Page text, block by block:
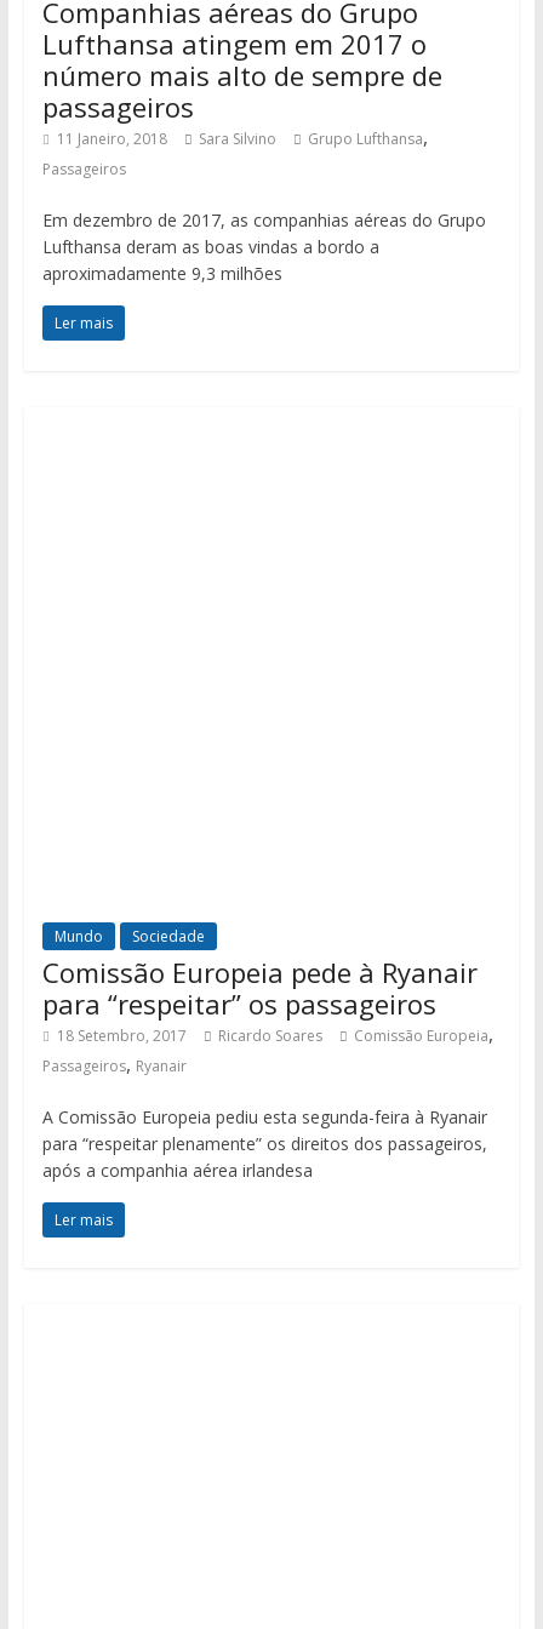
Companhias aéreas do Grupo
Lufthansa atingem em 2017 o
número mais alto de sempre de
passageiros
11 Janeiro, 2018 Sara Silvino Grupo Lufthansa,
Passageiros
Em dezembro de 2017, as companhias aéreas do Grupo
Lufthansa deram as boas vindas a bordo a
aproximadamente 9,3 milhões
Ler mais
Mundo Sociedade
Comissão Europeia pede à Ryanair
para “respeitar” os passageiros
18 Setembro, 2017 Ricardo Soares Comissão Europeia,
Passageiros, Ryanair
A Comissão Europeia pediu esta segunda-feira à Ryanair
para “respeitar plenamente” os direitos dos passageiros,
após a companhia aérea irlandesa
Ler mais